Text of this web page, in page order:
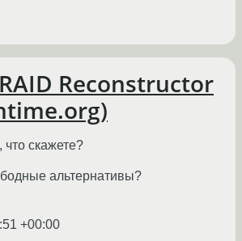
Reconstructor
что скажете?
альтернативы?
+00:00